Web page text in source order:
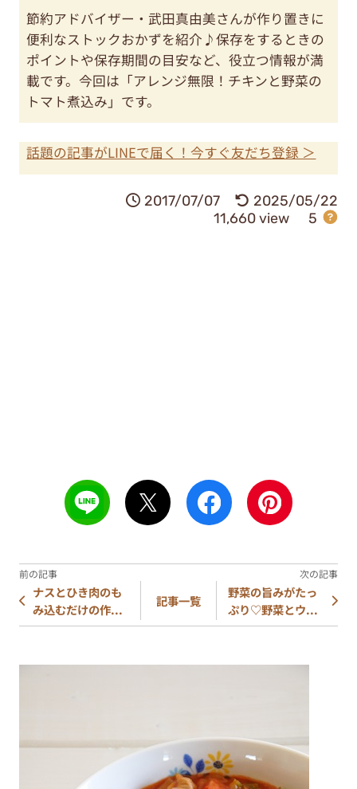
節約アドバイザー・武田真由美さんが作り置きに
便利なストックおかずを紹介♪保存をするときの
ポイントや保存期間の目安など、役立つ情報が満
載です。今回は「アレンジ無限！チキンと野菜の
トマト煮込み」です。
話題の記事がLINEで届く！今すぐ友だち登録 ＞
2017/07/07
2025/05/22
11,660 view
5
ナスとひき肉のも
み込むだけの作...
記事一覧
野菜の旨みがたっ
ぷり♡野菜とウ...